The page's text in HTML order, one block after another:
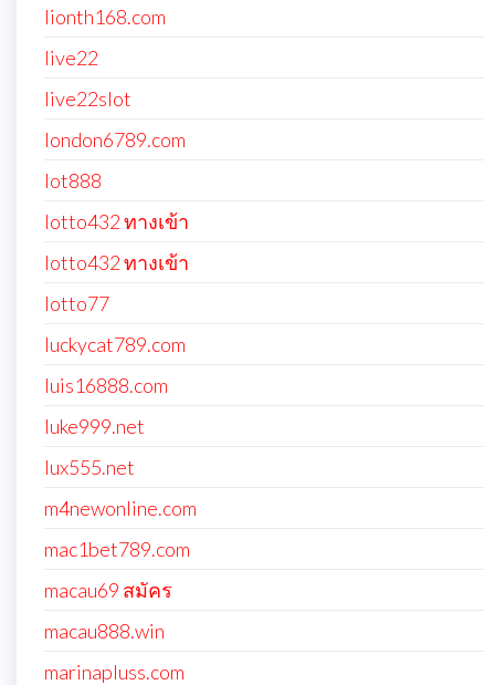
lionth168.com
live22
live22slot
london6789.com
lot888
lotto432 ทางเข้า
lotto432 ทางเข้า
lotto77
luckycat789.com
luis16888.com
luke999.net
lux555.net
m4newonline.com
mac1bet789.com
macau69 สมัคร
macau888.win
marinapluss.com